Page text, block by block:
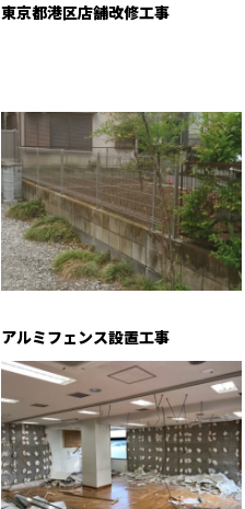
東京都港区店舗改修工事
アルミフェンス設置工事